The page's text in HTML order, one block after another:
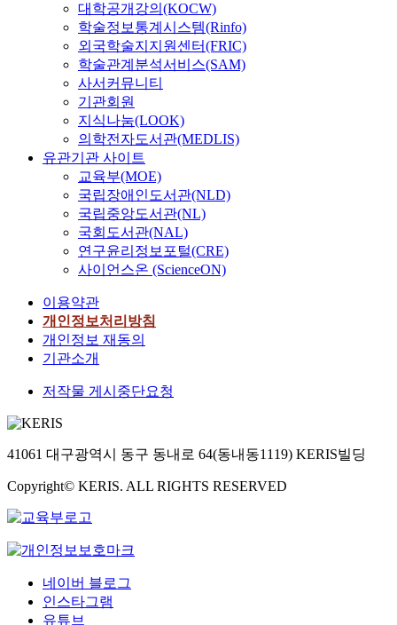
대학공개강의(KOCW)
학술정보통계시스템(Rinfo)
외국학술지지원센터(FRIC)
학술관계분석서비스(SAM)
사서커뮤니티
기관회원
지식나눔(LOOK)
의학전자도서관(MEDLIS)
유관기관 사이트
교육부(MOE)
국립장애인도서관(NLD)
국립중앙도서관(NL)
국회도서관(NAL)
연구윤리정보포털(CRE)
사이언스온 (ScienceON)
이용약관
개인정보처리방침
개인정보 재동의
기관소개
저작물 게시중단요청
41061 대구광역시 동구 동내로 64(동내동1119) KERIS빌딩
Copyright© KERIS. ALL RIGHTS RESERVED
네이버 블로그
인스타그램
유튜브